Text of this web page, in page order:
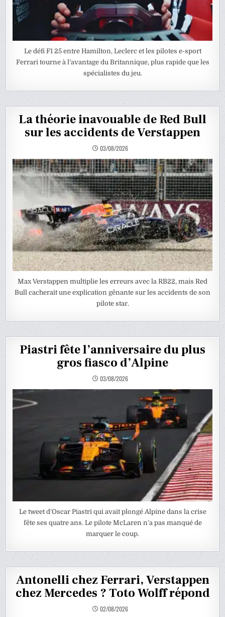
Le défi F1 25 entre Hamilton, Leclerc et les pilotes e-sport
Ferrari tourne à l’avantage du Britannique, plus rapide que les
spécialistes du jeu.
La théorie inavouable de Red Bull
sur les accidents de Verstappen
03/08/2026
Max Verstappen multiplie les erreurs avec la RB22, mais Red
Bull cacherait une explication gênante sur les accidents de son
pilote star.
Piastri fête l’anniversaire du plus
gros fiasco d’Alpine
03/08/2026
Le tweet d’Oscar Piastri qui avait plongé Alpine dans la crise
fête ses quatre ans. Le pilote McLaren n’a pas manqué de
marquer le coup.
Antonelli chez Ferrari, Verstappen
chez Mercedes ? Toto Wolff répond
02/08/2026